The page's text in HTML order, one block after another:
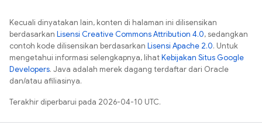
Kecuali dinyatakan lain, konten di halaman ini dilisensikan
berdasarkan Lisensi Creative Commons Attribution 4.0, sedangkan
contoh kode dilisensikan berdasarkan Lisensi Apache 2.0. Untuk
mengetahui informasi selengkapnya, lihatKebijakan Situs Google
Developers. Java adalah merek dagang terdaftar dari Oracle
dan/atau afiliasinya.
Terakhir diperbarui pada 2026-04-10 UTC.